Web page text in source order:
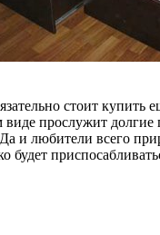
стоит
прослужит
любители всего
будет